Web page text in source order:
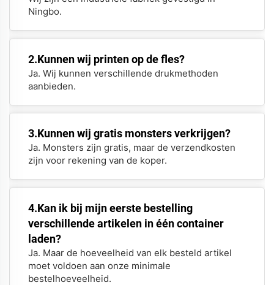
Ningbo.
2.Kunnen wij printen op de fles?
Ja. Wij kunnen verschillende drukmethoden
aanbieden.
3.Kunnen wij gratis monsters verkrijgen?
Ja. Monsters zijn gratis, maar de verzendkosten
zijn voor rekening van de koper.
4.Kan ik bij mijn eerste bestelling
verschillende artikelen in één container
laden?
Ja. Maar de hoeveelheid van elk besteld artikel
moet voldoen aan onze minimale
bestelhoeveelheid.